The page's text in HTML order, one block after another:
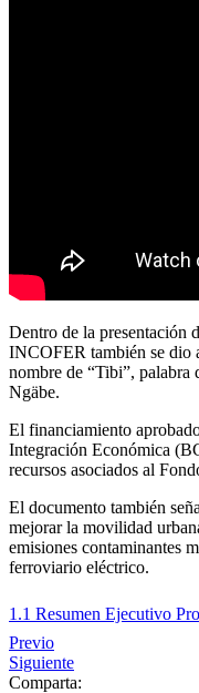
Dentro de la presentación
INCOFER también se dio
nombre de “Tibi”, palabra
Ngäbe.
El financiamiento
Integración Económica
recursos asociados al
El documento también
mejorar la movilidad
emisiones contaminantes
ferroviario eléctrico.
1.1 Resumen Ejecutivo
Previo
Siguiente
Comparta: